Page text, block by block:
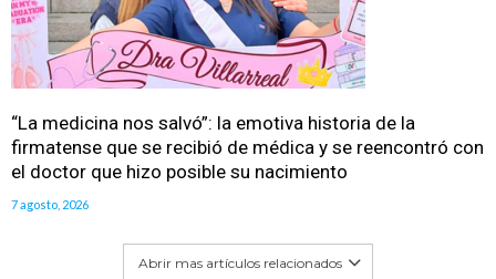
“La medicina nos salvó”: la emotiva historia de la
firmatense que se recibió de médica y se reencontró con
el doctor que hizo posible su nacimiento
7 agosto, 2026
Abrir mas artículos relacionados